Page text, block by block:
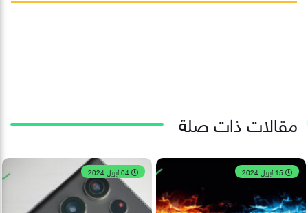
مقالات ذات صلة